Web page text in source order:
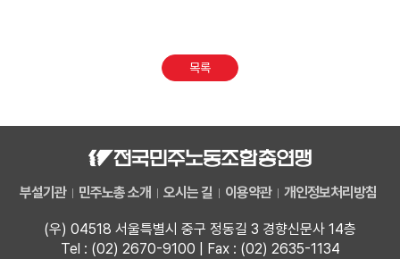
목록
부설기관 민주노총 소개 오시는 길 이용약관 개인정보처리방침
(우) 04518 서울특별시 중구 정동길 3 경향신문사 14층
Tel : (02) 2670-9100 | Fax : (02) 2635-1134